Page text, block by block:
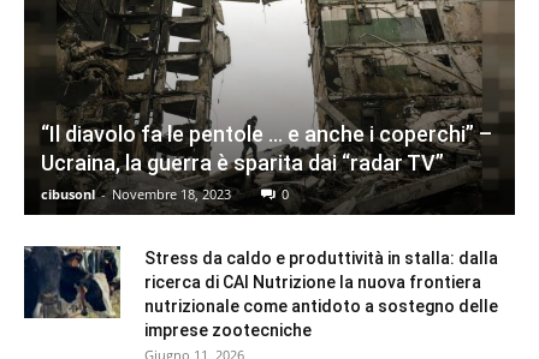
“Il diavolo fa le pentole … e anche i coperchi” –
Ucraina, la guerra è sparita dai “radar TV”
cibusonl - Novembre 18, 2023 0
Stress da caldo e produttività in stalla: dalla
ricerca di CAI Nutrizione la nuova frontiera
nutrizionale come antidoto a sostegno delle
imprese zootecniche
Giugno 11, 2026